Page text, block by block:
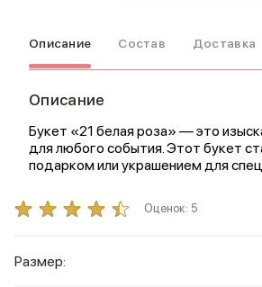
Описание Состав Доставка
Описание
Букет «21 белая роза» — это
для любого события. Этот букет
подарком или украшением для
Оценок: 5
Размер: